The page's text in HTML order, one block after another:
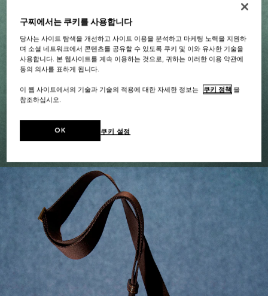
셀렉션 살펴보기
구찌에서는 쿠키를 사용합니다
당사는 사이트 탐색을 개선하고 사이트 이용을 분석하고 마케팅 노력을 지원하
며 소셜 네트워크에서 콘텐츠를 공유할 수 있도록 쿠키 및 이와 유사한 기술을
사용합니다. 본 웹사이트를 계속 이용하는 것으로, 귀하는 이러한 이용 약관에
동의 의사를 표하게 됩니다.
이 웹 사이트에서의 기술과 기술의 적용에 대한 자세한 정보는 쿠키 정책 을
참조하십시오.
쿠키 설정
OK